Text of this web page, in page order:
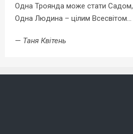
Одна Троянда може стати Садом,
Одна Людина – цілим Всесвітом…
— Таня Квітень